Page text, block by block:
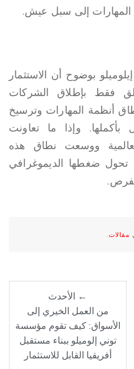
المهارات إلى سبل عيش.
بوضوح أن الاستثمار
فقط بإطلاق الشركات
أنظمة المهارات وترسيخ
وإذا ما تعاونت
ووسعت نطاق هذه
تحول ضغطها الديموغرافي
مقالات.
← الأحدث
من العمل الخيري إلى
الأسواق: كيف تقوم مؤسسة
توني إلوميلو ببناء مستقبل
أفريقيا القابل للاستثمار